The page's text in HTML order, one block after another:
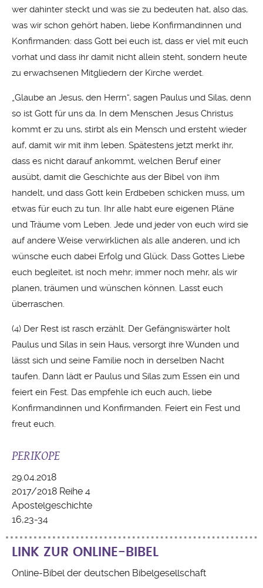
wer dahinter steckt und was sie zu bedeuten hat, also das,
was wir schon gehört haben, liebe Konfirmandinnen und
Konfirmanden: dass Gott bei euch ist, dass er viel mit euch
vorhat und dass ihr damit nicht allein steht, sondern heute
zu erwachsenen Mitgliedern der Kirche werdet.
„Glaube an Jesus, den Herrn“, sagen Paulus und Silas, denn
so ist Gott für uns da. In dem Menschen Jesus Christus
kommt er zu uns, stirbt als ein Mensch und ersteht wieder
auf, damit wir mit ihm leben. Spätestens jetzt merkt ihr,
dass es nicht darauf ankommt, welchen Beruf einer
ausübt, damit die Geschichte aus der Bibel von ihm
handelt, und dass Gott kein Erdbeben schicken muss, um
etwas für euch zu tun. Ihr alle habt eure eigenen Pläne
und Träume vom Leben. Jede und jeder von euch wird sie
auf andere Weise verwirklichen als alle anderen, und ich
wünsche euch dabei Erfolg und Glück. Dass Gottes Liebe
euch begleitet, ist noch mehr; immer noch mehr, als wir
planen, träumen und wünschen können. Lasst euch
überraschen.
(4) Der Rest ist rasch erzählt. Der Gefängniswärter holt
Paulus und Silas in sein Haus, versorgt ihre Wunden und
lässt sich und seine Familie noch in derselben Nacht
taufen. Dann lädt er Paulus und Silas zum Essen ein und
feiert ein Fest. Das empfehle ich euch auch, liebe
Konfirmandinnen und Konfirmanden. Feiert ein Fest und
freut euch.
PERIKOPE
29.04.2018
2017/2018 Reihe 4
Apostelgeschichte
16,23-34
LINK ZUR ONLINE-BIBEL
Online-Bibel der deutschen Bibelgesellschaft